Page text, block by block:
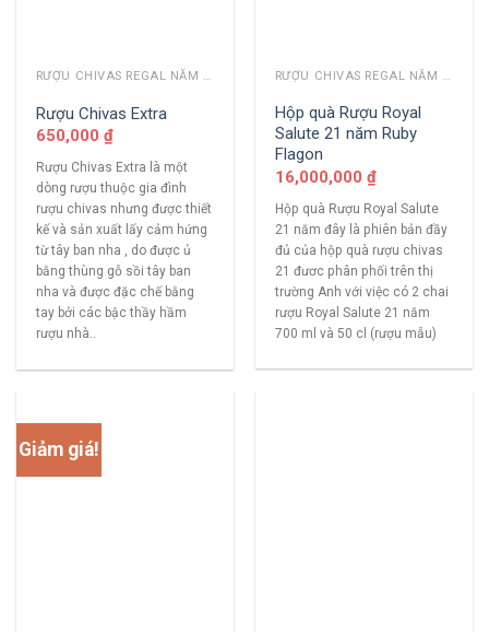
RƯỢU CHIVAS REGAL NĂM CŨ
Rượu Chivas Extra
650,000 ₫
Rượu Chivas Extra là một
dòng rượu thuộc gia đình
rượu chivas nhưng được thiết
kế và sản xuất lấy cảm hứng
từ tây ban nha , do được ủ
bằng thùng gỗ sồi tây ban
nha và được đặc chế bằng
tay bởi các bậc thầy hầm
rượu nhà..
RƯỢU CHIVAS REGAL NĂM CŨ
Hộp quà Rượu Royal
Salute 21 năm Ruby
Flagon
16,000,000 ₫
Hộp quà Rượu Royal Salute
21 năm đây là phiên bản đầy
đủ của hộp quà rượu chivas
21 đươc phân phối trên thị
trường Anh với việc có 2 chai
rượu Royal Salute 21 năm
700 ml và 50 cl (rượu mẫu)
Giảm giá!